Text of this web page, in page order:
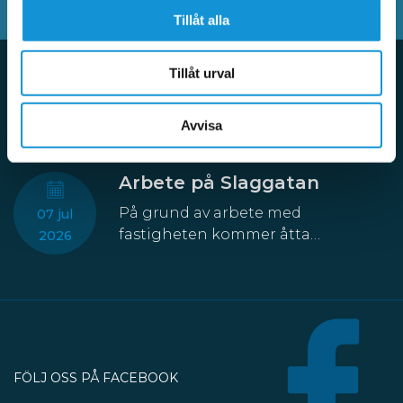
Tillåt alla
Tillåt urval
Avvisa
Aktuellt
07 jul
2026
Arbete på Slaggatan
På grund av arbete med
fastigheten kommer åtta
nordöstra sidan av Slaggatan
enligt kartbilden här ovan får
fordon inte stannas eller parkeras
under perioden 13 juli till 30
oktober.
FÖLJ OSS PÅ FACEBOOK